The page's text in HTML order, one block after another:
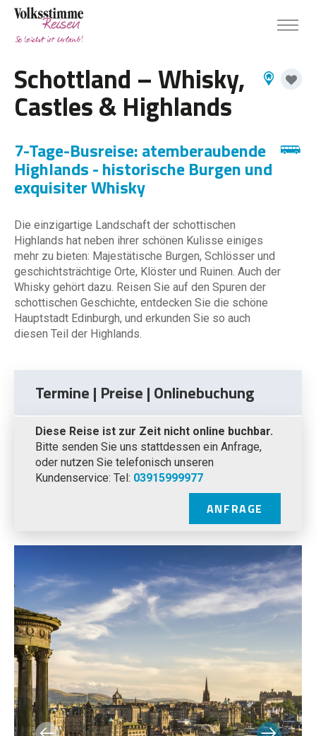
Schottland – Whisky,
Castles & Highlands
7-Tage-Busreise: atemberaubende
Highlands - historische Burgen und
exquisiter Whisky
Die einzigartige Landschaft der schottischen
Highlands hat neben ihrer schönen Kulisse einiges
mehr zu bieten: Majestätische Burgen, Schlösser und
geschichtsträchtige Orte, Klöster und Ruinen. Auch der
Whisky gehört dazu. Reisen Sie auf den Spuren der
schottischen Geschichte, entdecken Sie die schöne
Hauptstadt Edinburgh, und erkunden Sie so auch
diesen Teil der Highlands.
Termine | Preise | Onlinebuchung
Diese Reise ist zur Zeit nicht online buchbar.
Bitte senden Sie uns stattdessen ein Anfrage,
oder nutzen Sie telefonisch unseren
Kundenservice: Tel: 03915999977
ANFRAGE